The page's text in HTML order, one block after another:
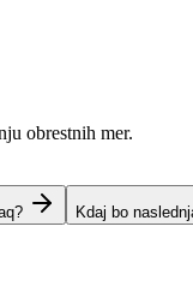
obrestnih mer.
Kdaj bo